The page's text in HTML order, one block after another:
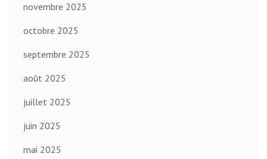
novembre 2025
octobre 2025
septembre 2025
août 2025
juillet 2025
juin 2025
mai 2025